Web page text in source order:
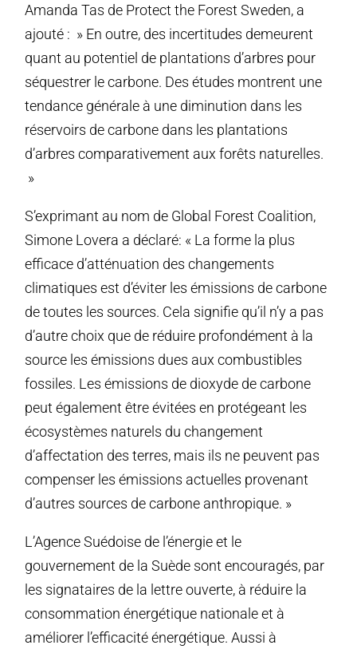
Amanda Tas de Protect the Forest Sweden, a
ajouté : » En outre, des incertitudes demeurent
quant au potentiel de plantations d’arbres pour
séquestrer le carbone. Des études montrent une
tendance générale à une diminution dans les
réservoirs de carbone dans les plantations
d’arbres comparativement aux forêts naturelles.
»
S’exprimant au nom de Global Forest Coalition,
Simone Lovera a déclaré: « La forme la plus
efficace d’atténuation des changements
climatiques est d’éviter les émissions de carbone
de toutes les sources. Cela signifie qu’il n’y a pas
d’autre choix que de réduire profondément à la
source les émissions dues aux combustibles
fossiles. Les émissions de dioxyde de carbone
peut également être évitées en protégeant les
écosystèmes naturels du changement
d’affectation des terres, mais ils ne peuvent pas
compenser les émissions actuelles provenant
d’autres sources de carbone anthropique. »
L’Agence Suédoise de l’énergie et le
gouvernement de la Suède sont encouragés, par
les signataires de la lettre ouverte, à réduire la
consommation énergétique nationale et à
améliorer l’efficacité énergétique. Aussi à